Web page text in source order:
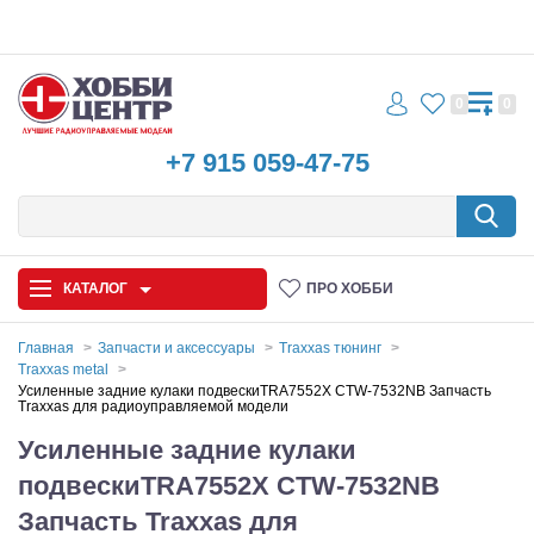
+7 915 059-47-75
0 0
КАТАЛОГ ПРО ХОББИ
Автомодели
Запчасти и аксессуары
Игрушки
Главная Запчасти и аксессуары
Traxxas тюнинг
Traxxas metal
Усиленные задние кулаки подвескиTRA7552X CTW-7532NB Запчасть
Traxxas для радиоуправляемой модели
Усиленные задние кулаки
подвескиTRA7552X CTW-7532NB
Запчасть Traxxas для